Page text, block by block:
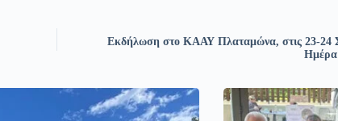
Εκδήλωση στο ΚΑΑΥ Πλαταμώνα, στις 23-24
Ημέρα